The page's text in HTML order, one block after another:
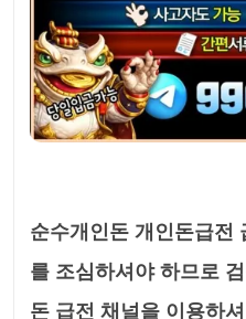
순수개인돈 개인돈급전
를 조심하셔야 하므로
돈 급전 채널을 이용하